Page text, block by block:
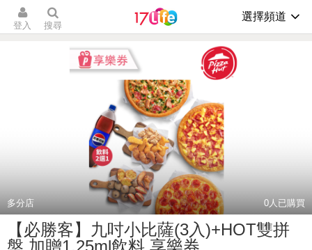
登入 搜尋
選擇頻道
多分店 0人已購買
【必勝客】九吋小比薩(3入)+HOT雙拼